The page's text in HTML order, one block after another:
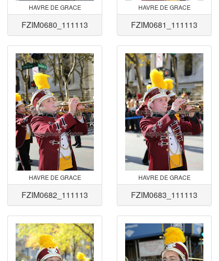
HAVRE DE GRACE
FZIM0680_111113
HAVRE DE GRACE
FZIM0681_111113
HAVRE DE GRACE
FZIM0682_111113
HAVRE DE GRACE
FZIM0683_111113